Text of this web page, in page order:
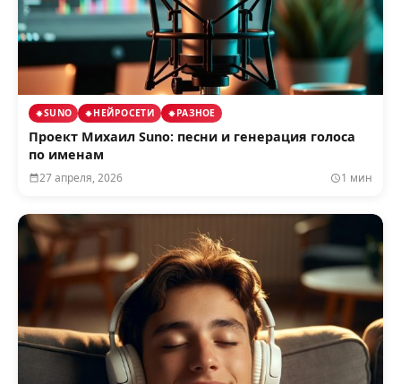
SUNO НЕЙРОСЕТИ РАЗНОЕ
Проект Михаил Suno: песни и генерация голоса
по именам
27 апреля, 2026 1 мин